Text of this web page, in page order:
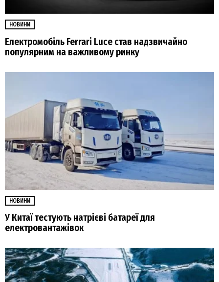
НОВИНИ
Електромобіль Ferrari Luce став надзвичайно
популярним на важливому ринку
НОВИНИ
У Китаї тестують натрієві батареї для
електровантажівок